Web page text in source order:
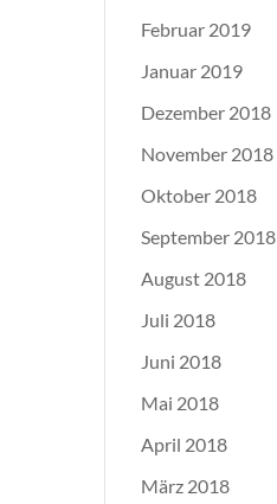
Februar 2019
Januar 2019
Dezember 2018
November 2018
Oktober 2018
September 2018
August 2018
Juli 2018
Juni 2018
Mai 2018
April 2018
März 2018